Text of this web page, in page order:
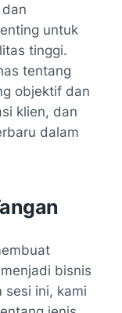
untuk
tinggi.
tentang
objektif dan
klien, dan
dalam
bisnis
sesi ini, kami